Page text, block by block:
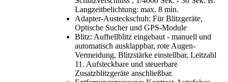
Langzeitbelichtung: max. 8 min.
Adapter-Austeckschuh: Für Blitzgeräte,
Optische Sucher und GPS-Module
Blitz: Aufhellblitz eingebaut - manuell und
automatisch ausklappbar, rote Augen-
Vermeidung, Blitzstärke einstellbar, Leitzahl
11. Aufsteckbare und steuerbare
Zusatzblitzgeräte anschließbar.